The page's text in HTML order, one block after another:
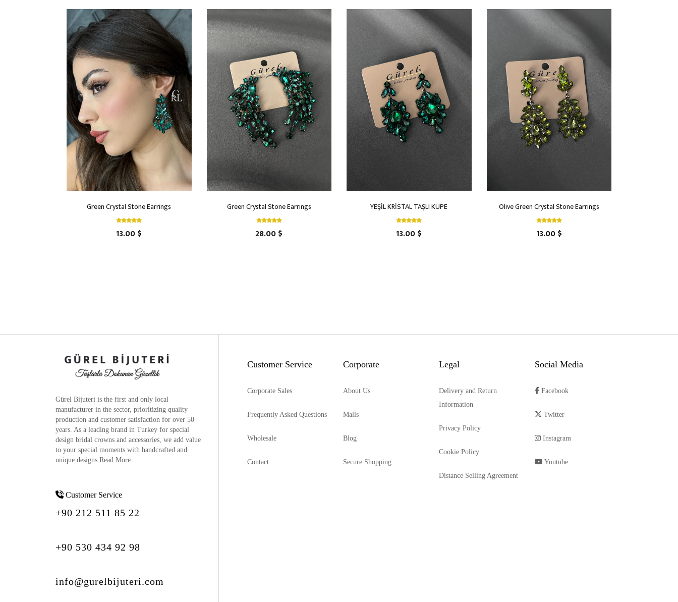
Green Crystal Stone Earrings
13.00 $
Green Crystal Stone Earrings
28.00 $
YEŞİL KRİSTAL TAŞLI KÜPE
13.00 $
Olive Green Crystal Stone Earrings
13.00 $
Gürel Bijuteri is the first and only local
manufacturer in the sector, prioritizing quality
production and customer satisfaction for over 50
years. As a leading brand in Turkey for special
design bridal crowns and accessories, we add value
to your special moments with handcrafted and
unique designs.Read More
Customer Service
+90 212 511 85 22
+90 530 434 92 98
info@gurelbijuteri.com
Customer Service
Corporate Sales
Frequently Asked Questions
Wholesale
Contact
Corporate
About Us
Malls
Blog
Secure Shopping
Legal
Delivery and Return
Information
Privacy Policy
Cookie Policy
Distance Selling Agreement
Social Media
Facebook
Twitter
Instagram
Youtube